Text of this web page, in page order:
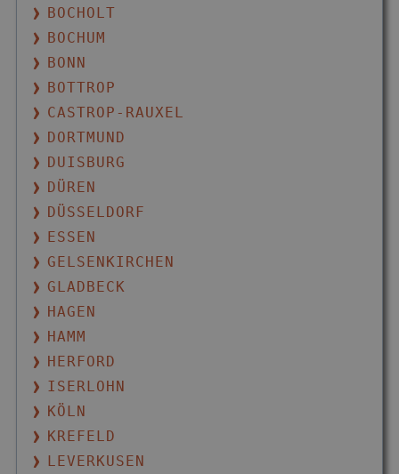
BOCHOLT
BOCHUM
BONN
BOTTROP
CASTROP-RAUXEL
DORTMUND
DUISBURG
DÜREN
DÜSSELDORF
ESSEN
GELSENKIRCHEN
GLADBECK
HAGEN
HAMM
HERFORD
ISERLOHN
KÖLN
KREFELD
LEVERKUSEN